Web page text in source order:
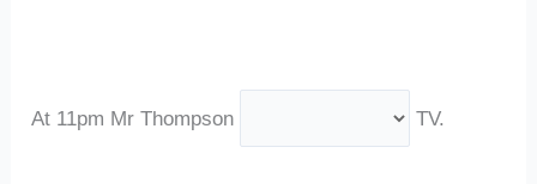
At 11pm Mr Thompson TV.